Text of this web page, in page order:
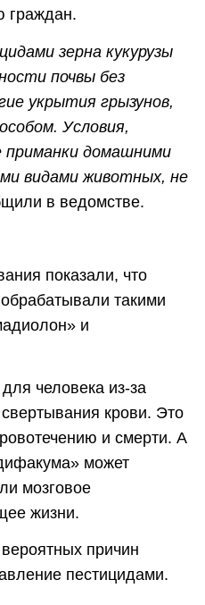
граждан.
зерна кукурузы
почвы без
укрытия грызунов,
Условия,
приманки домашними
видами животных, не
в ведомстве.
показали, что
такими
и
человека из-за
крови. Это
и смерти. А
может
мозговое
жизни.
причин
пестицидами.